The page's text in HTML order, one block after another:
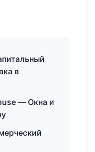
в
— Окна и